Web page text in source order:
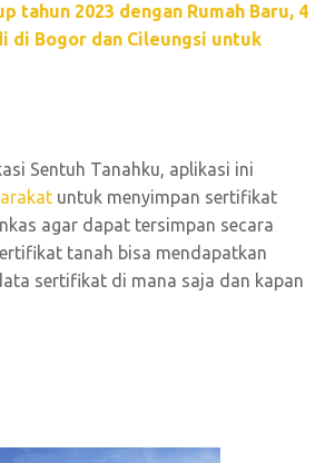
tahun 2023 dengan Rumah Baru, 4
di Bogor dan Cileungsi untuk
Sentuh Tanahku, aplikasi ini
untuk menyimpan sertifikat
agar dapat tersimpan secara
tanah bisa mendapatkan
sertifikat di mana saja dan kapan